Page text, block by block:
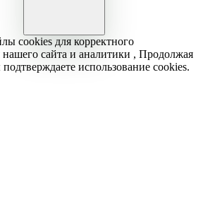
cookies для корректного
сайта и аналитики , Продолжая
использование cookies.